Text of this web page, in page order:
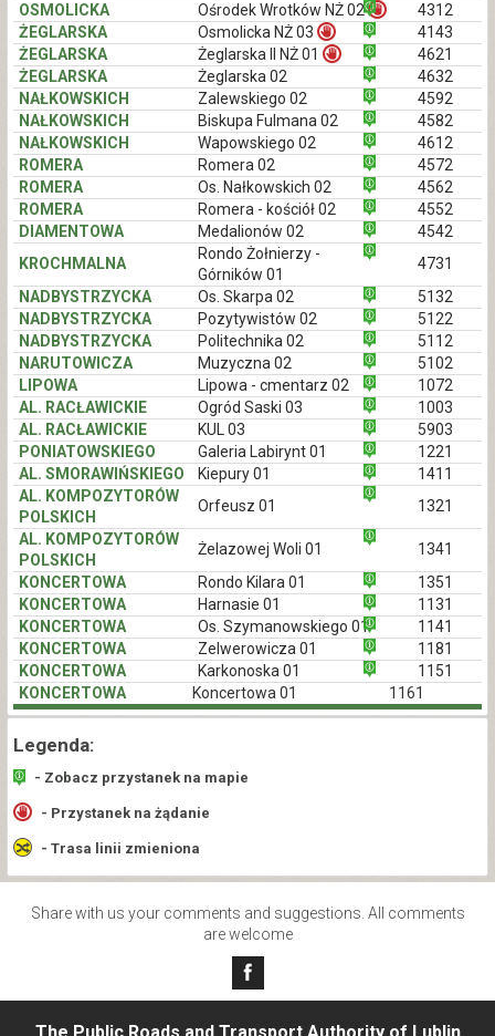
OSMOLICKA
Ośrodek Wrotków NŻ 02
4312
ŻEGLARSKA
Osmolicka NŻ 03
4143
ŻEGLARSKA
Żeglarska II NŻ 01
4621
ŻEGLARSKA
Żeglarska 02
4632
NAŁKOWSKICH
Zalewskiego 02
4592
NAŁKOWSKICH
Biskupa Fulmana 02
4582
NAŁKOWSKICH
Wapowskiego 02
4612
ROMERA
Romera 02
4572
ROMERA
Os. Nałkowskich 02
4562
ROMERA
Romera - kościół 02
4552
DIAMENTOWA
Medalionów 02
4542
KROCHMALNA
Rondo Żołnierzy -
Górników 01
4731
NADBYSTRZYCKA
Os. Skarpa 02
5132
NADBYSTRZYCKA
Pozytywistów 02
5122
NADBYSTRZYCKA
Politechnika 02
5112
NARUTOWICZA
Muzyczna 02
5102
LIPOWA
Lipowa - cmentarz 02
1072
AL. RACŁAWICKIE
Ogród Saski 03
1003
AL. RACŁAWICKIE
KUL 03
5903
PONIATOWSKIEGO
Galeria Labirynt 01
1221
AL. SMORAWIŃSKIEGO
Kiepury 01
1411
AL. KOMPOZYTORÓW
POLSKICH
Orfeusz 01
1321
AL. KOMPOZYTORÓW
POLSKICH
Żelazowej Woli 01
1341
KONCERTOWA
Rondo Kilara 01
1351
KONCERTOWA
Harnasie 01
1131
KONCERTOWA
Os. Szymanowskiego 01
1141
KONCERTOWA
Zelwerowicza 01
1181
KONCERTOWA
Karkonoska 01
1151
KONCERTOWA
Koncertowa 01 1161
Legenda:
- Zobacz przystanek na mapie
- Przystanek na żądanie
- Trasa linii zmieniona
Share with us your comments and suggestions. All comments
are welcome